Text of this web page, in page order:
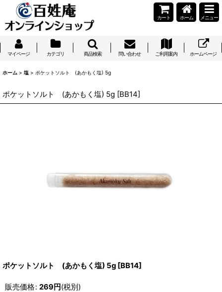
カート ホーム メニュー
マイページ カテゴリ 商品検索 問い合わせ ご利用案内 ホームページ
ホーム > 塩 > ポケットソルト (あかもく塩) 5g
ポケットソルト (あかもく塩) 5g [BB14]
ポケットソルト (あかもく塩) 5g [BB14]
販売価格: 269 円(税別)